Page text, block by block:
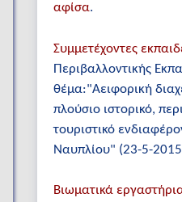
αφίσα.
Συμμετέχοντες
Περιβαλλοντικής
θέμα:"Αειφορική
πλούσιο ιστορικό,
τουριστικό
Ναυπλίου" (23-5-
Βιωματικά